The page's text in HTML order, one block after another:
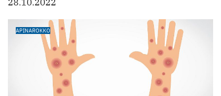
APINAROKKO